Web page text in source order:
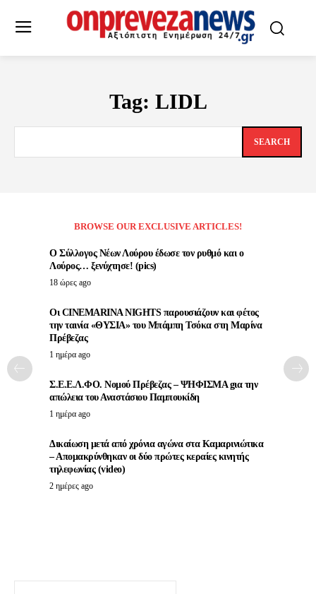
Tag: LIDL
SEARCH
BROWSE OUR EXCLUSIVE ARTICLES!
Ο Σύλλογος Νέων Λούρου έδωσε τον ρυθμό και ο
Λούρος… ξενύχτησε! (pics)
18 ώρες ago
Οι CINEMARINA NIGHTS παρουσιάζουν και φέτος
την ταινία «ΘΥΣΙΑ» του Μπάμπη Τσόκα στη Μαρίνα
Πρέβεζας
1 ημέρα ago
Σ.Ε.Ε.Λ.ΦΟ. Νομού Πρέβεζας – ΨΗΦΙΣΜΑ gια την
απώλεια του Αναστάσιου Παμπουκίδη
1 ημέρα ago
Δικαίωση μετά από χρόνια αγώνα στα Καμαρινιώτικα
– Απομακρύνθηκαν οι δύο πρώτες κεραίες κινητής
τηλεφωνίας (video)
2 ημέρες ago